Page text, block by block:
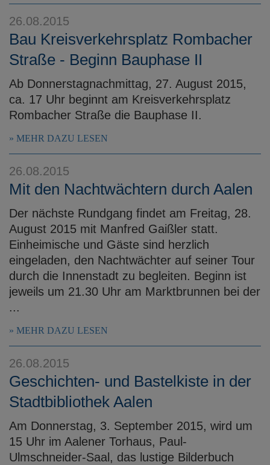
26.08.2015
Bau Kreisverkehrsplatz Rombacher
Straße - Beginn Bauphase II
Ab Donnerstagnachmittag, 27. August 2015,
ca. 17 Uhr beginnt am Kreisverkehrsplatz
Rombacher Straße die Bauphase II.
MEHR DAZU LESEN
26.08.2015
Mit den Nachtwächtern durch Aalen
Der nächste Rundgang findet am Freitag, 28.
August 2015 mit Manfred Gaißler statt.
Einheimische und Gäste sind herzlich
eingeladen, den Nachtwächter auf seiner Tour
durch die Innenstadt zu begleiten. Beginn ist
jeweils um 21.30 Uhr am Marktbrunnen bei der
...
MEHR DAZU LESEN
26.08.2015
Geschichten- und Bastelkiste in der
Stadtbibliothek Aalen
Am Donnerstag, 3. September 2015, wird um
15 Uhr im Aalener Torhaus, Paul-
Ulmschneider-Saal, das lustige Bilderbuch